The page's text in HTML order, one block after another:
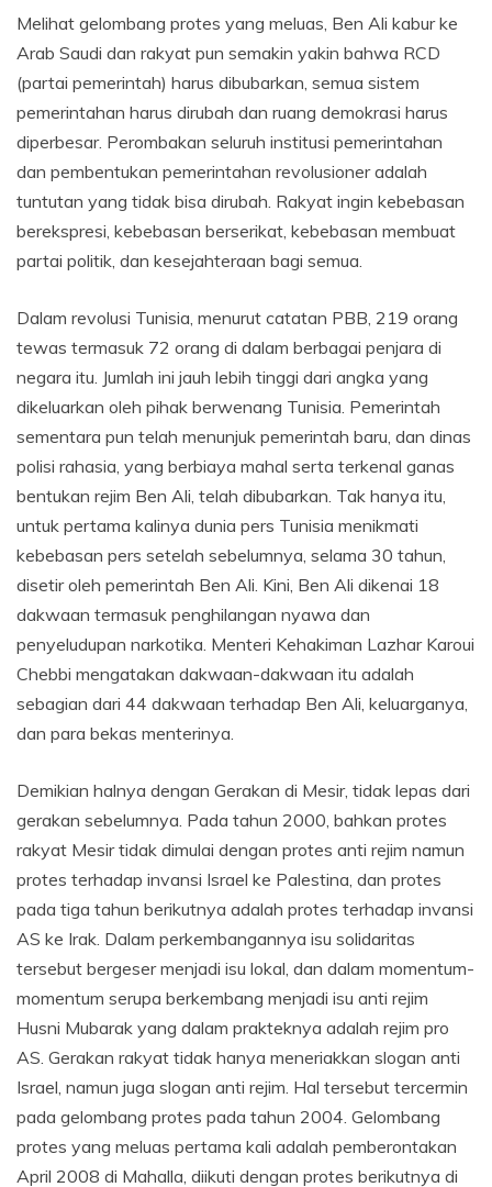
Melihat gelombang protes yang meluas, Ben Ali kabur ke
Arab Saudi dan rakyat pun semakin yakin bahwa RCD
(partai pemerintah) harus dibubarkan, semua sistem
pemerintahan harus dirubah dan ruang demokrasi harus
diperbesar. Perombakan seluruh institusi pemerintahan
dan pembentukan pemerintahan revolusioner adalah
tuntutan yang tidak bisa dirubah. Rakyat ingin kebebasan
berekspresi, kebebasan berserikat, kebebasan membuat
partai politik, dan kesejahteraan bagi semua.
Dalam revolusi Tunisia, menurut catatan PBB, 219 orang
tewas termasuk 72 orang di dalam berbagai penjara di
negara itu. Jumlah ini jauh lebih tinggi dari angka yang
dikeluarkan oleh pihak berwenang Tunisia. Pemerintah
sementara pun telah menunjuk pemerintah baru, dan dinas
polisi rahasia, yang berbiaya mahal serta terkenal ganas
bentukan rejim Ben Ali, telah dibubarkan. Tak hanya itu,
untuk pertama kalinya dunia pers Tunisia menikmati
kebebasan pers setelah sebelumnya, selama 30 tahun,
disetir oleh pemerintah Ben Ali. Kini, Ben Ali dikenai 18
dakwaan termasuk penghilangan nyawa dan
penyeludupan narkotika. Menteri Kehakiman Lazhar Karoui
Chebbi mengatakan dakwaan-dakwaan itu adalah
sebagian dari 44 dakwaan terhadap Ben Ali, keluarganya,
dan para bekas menterinya.
Demikian halnya dengan Gerakan di Mesir, tidak lepas dari
gerakan sebelumnya. Pada tahun 2000, bahkan protes
rakyat Mesir tidak dimulai dengan protes anti rejim namun
protes terhadap invansi Israel ke Palestina, dan protes
pada tiga tahun berikutnya adalah protes terhadap invansi
AS ke Irak. Dalam perkembangannya isu solidaritas
tersebut bergeser menjadi isu lokal, dan dalam momentum-
momentum serupa berkembang menjadi isu anti rejim
Husni Mubarak yang dalam prakteknya adalah rejim pro
AS. Gerakan rakyat tidak hanya meneriakkan slogan anti
Israel, namun juga slogan anti rejim. Hal tersebut tercermin
pada gelombang protes pada tahun 2004. Gelombang
protes yang meluas pertama kali adalah pemberontakan
April 2008 di Mahalla, diikuti dengan protes berikutnya di